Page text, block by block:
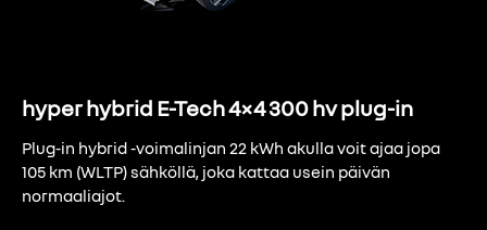
hyper hybrid E-Tech 4×4 300 hv plug-in
Plug-in hybrid -voimalinjan 22 kWh akulla voit ajaa jopa
105 km (WLTP) sähköllä, joka kattaa usein päivän
normaaliajot.